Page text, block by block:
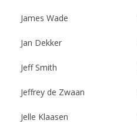
James Wade
Jan Dekker
Jeff Smith
Jeffrey de Zwaan
Jelle Klaasen